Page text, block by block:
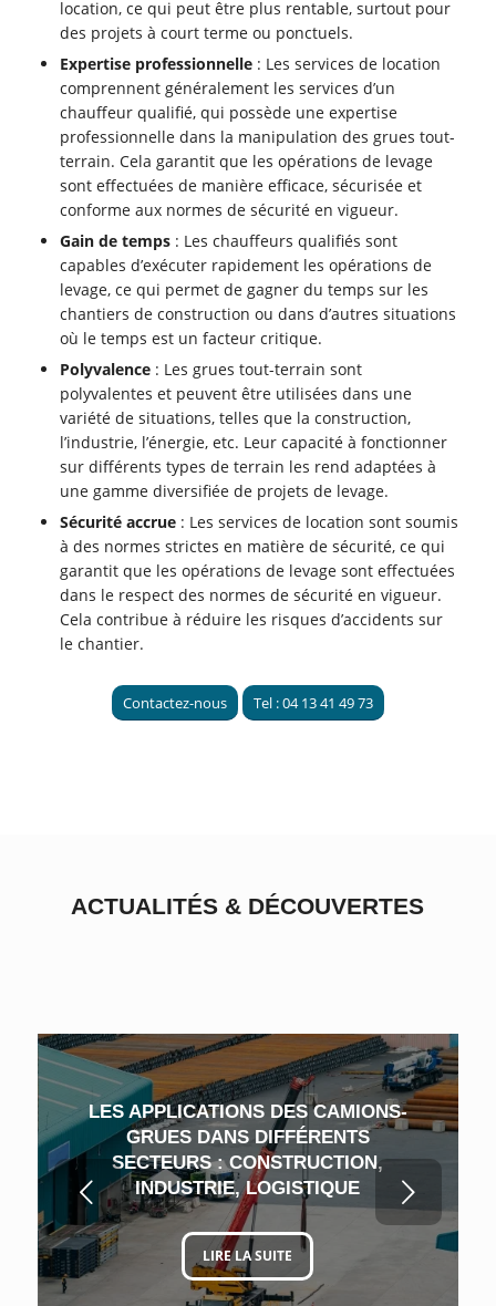
location, ce qui peut être plus rentable, surtout pour
des projets à court terme ou ponctuels.
Expertise professionnelle : Les services de location
comprennent généralement les services d’un
chauffeur qualifié, qui possède une expertise
professionnelle dans la manipulation des grues tout-
terrain. Cela garantit que les opérations de levage
sont effectuées de manière efficace, sécurisée et
conforme aux normes de sécurité en vigueur.
Gain de temps : Les chauffeurs qualifiés sont
capables d’exécuter rapidement les opérations de
levage, ce qui permet de gagner du temps sur les
chantiers de construction ou dans d’autres situations
où le temps est un facteur critique.
Polyvalence : Les grues tout-terrain sont
polyvalentes et peuvent être utilisées dans une
variété de situations, telles que la construction,
l’industrie, l’énergie, etc. Leur capacité à fonctionner
sur différents types de terrain les rend adaptées à
une gamme diversifiée de projets de levage.
Sécurité accrue : Les services de location sont soumis
à des normes strictes en matière de sécurité, ce qui
garantit que les opérations de levage sont effectuées
dans le respect des normes de sécurité en vigueur.
Cela contribue à réduire les risques d’accidents sur
le chantier.
Contactez-nous Tel : 04 13 41 49 73
ACTUALITÉS & DÉCOUVERTES
LES APPLICATIONS DES CAMIONS-
GRUES DANS DIFFÉRENTS
SECTEURS : CONSTRUCTION,
INDUSTRIE, LOGISTIQUE
LIRE LA SUITE
Suivant